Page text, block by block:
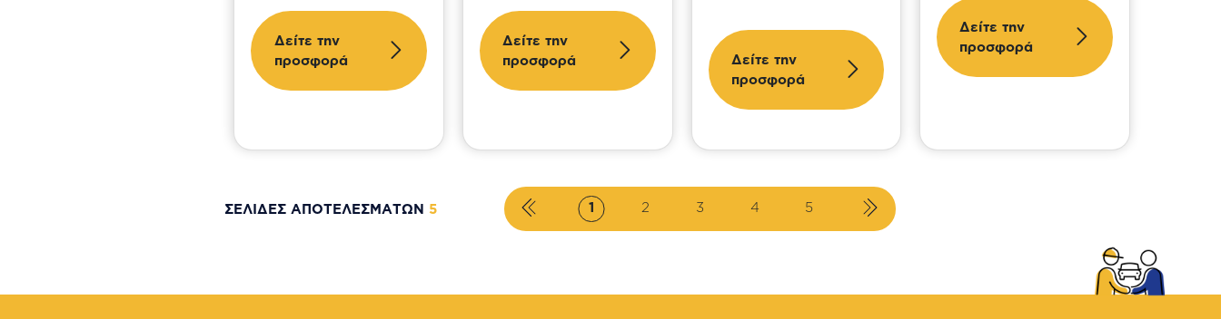
Δείτε την
προσφορά
Δείτε την
προσφορά
Δείτε την
προσφορά
Δείτε την
προσφορά
1 2 3 4 5
ΣΕΛΙΔΕΣ ΑΠΟΤΕΛΕΣΜΑΤΩΝ5